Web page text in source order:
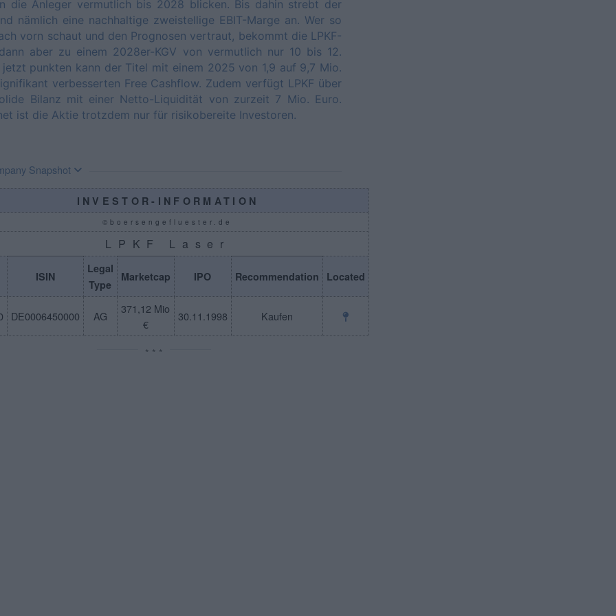
die Anleger vermutlich bis 2028 blicken. Bis dahin strebt der
nämlich eine nachhaltige zweistellige EBIT-Marge an. Wer so
vorn schaut und den Prognosen vertraut, bekommt die LPKF-
aber zu einem 2028er-KGV von vermutlich nur 10 bis 12.
jetzt punkten kann der Titel mit einem 2025 von 1,9 auf 9,7 Mio.
verbesserten Free Cashflow. Zudem verfügt LPKF über
Bilanz mit einer Netto-Liquidität von zurzeit 7 Mio. Euro.
ist die Aktie trotzdem nur für risikobereite Investoren.
Snapshot
INVESTOR-INFORMATION
©boersengefluester.de
LPKF Laser
ISIN
Legal
Type
Marketcap IPO Recommendation Located
DE0006450000 AG
371,12 Mio
€
30.11.1998 Kaufen
* * *